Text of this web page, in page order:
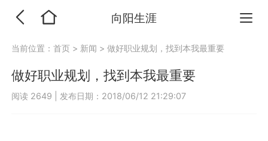
向阳生涯
当前位置：首页 > 新闻 >做好职业规划，找到本我最重要
做好职业规划，找到本我最重要
阅读 2649 发布日期：2018/06/12 21:29:07